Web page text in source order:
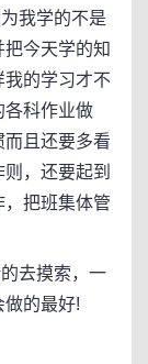
我学的不是
今天学的知
的学习才不
各科作业做
且还要多看
，还要起到
把班集体管
去摸索，一
的最好!